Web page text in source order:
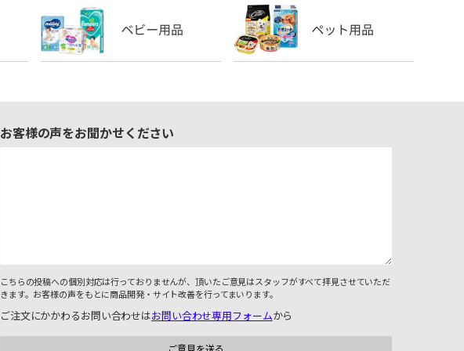
お客様の声をお聞かせください
こちらの投稿への個別対応は行っておりませんが、頂いたご意見はスタッフがすべて拝見させていただ
きます。お客様の声をもとに商品開発・サイト改善を行ってまいります。
ご注文にかかわるお問い合わせはお問い合わせ専用フォームから